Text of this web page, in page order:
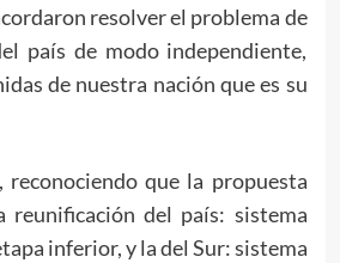
resolver el problema de
país de modo independiente,
de nuestra nación que es su
reconociendo que la propuesta
reunificación del país: sistema
inferior, y la del Sur: sistema